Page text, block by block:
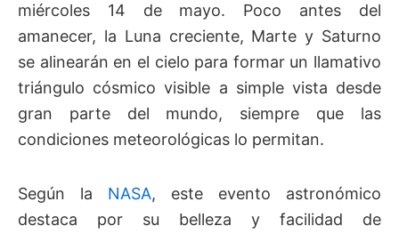
miércoles 14 de mayo. Poco antes del
amanecer, la Luna creciente, Marte y Saturno
se alinearán en el cielo para formar un llamativo
triángulo cósmico visible a simple vista desde
gran parte del mundo, siempre que las
condiciones meteorológicas lo permitan.
Según la NASA, este evento astronómico
destaca por su belleza y facilidad de